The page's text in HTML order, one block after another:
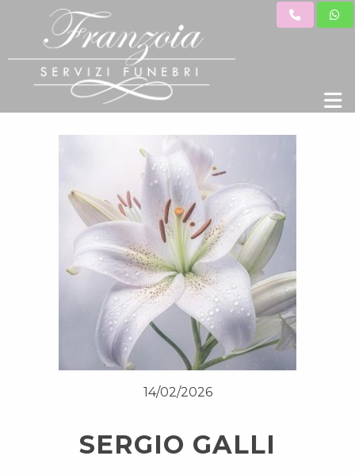
14/02/2026
SERGIO GALLI